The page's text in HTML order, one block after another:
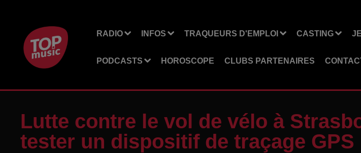
RADIO INFOS TRAQUEURS D'EMPLOI CASTING
PODCASTS HOROSCOPE CLUBS PARTENAIRES
Lutte contre le vol de vélo à
tester un dispositif de traçage GPS